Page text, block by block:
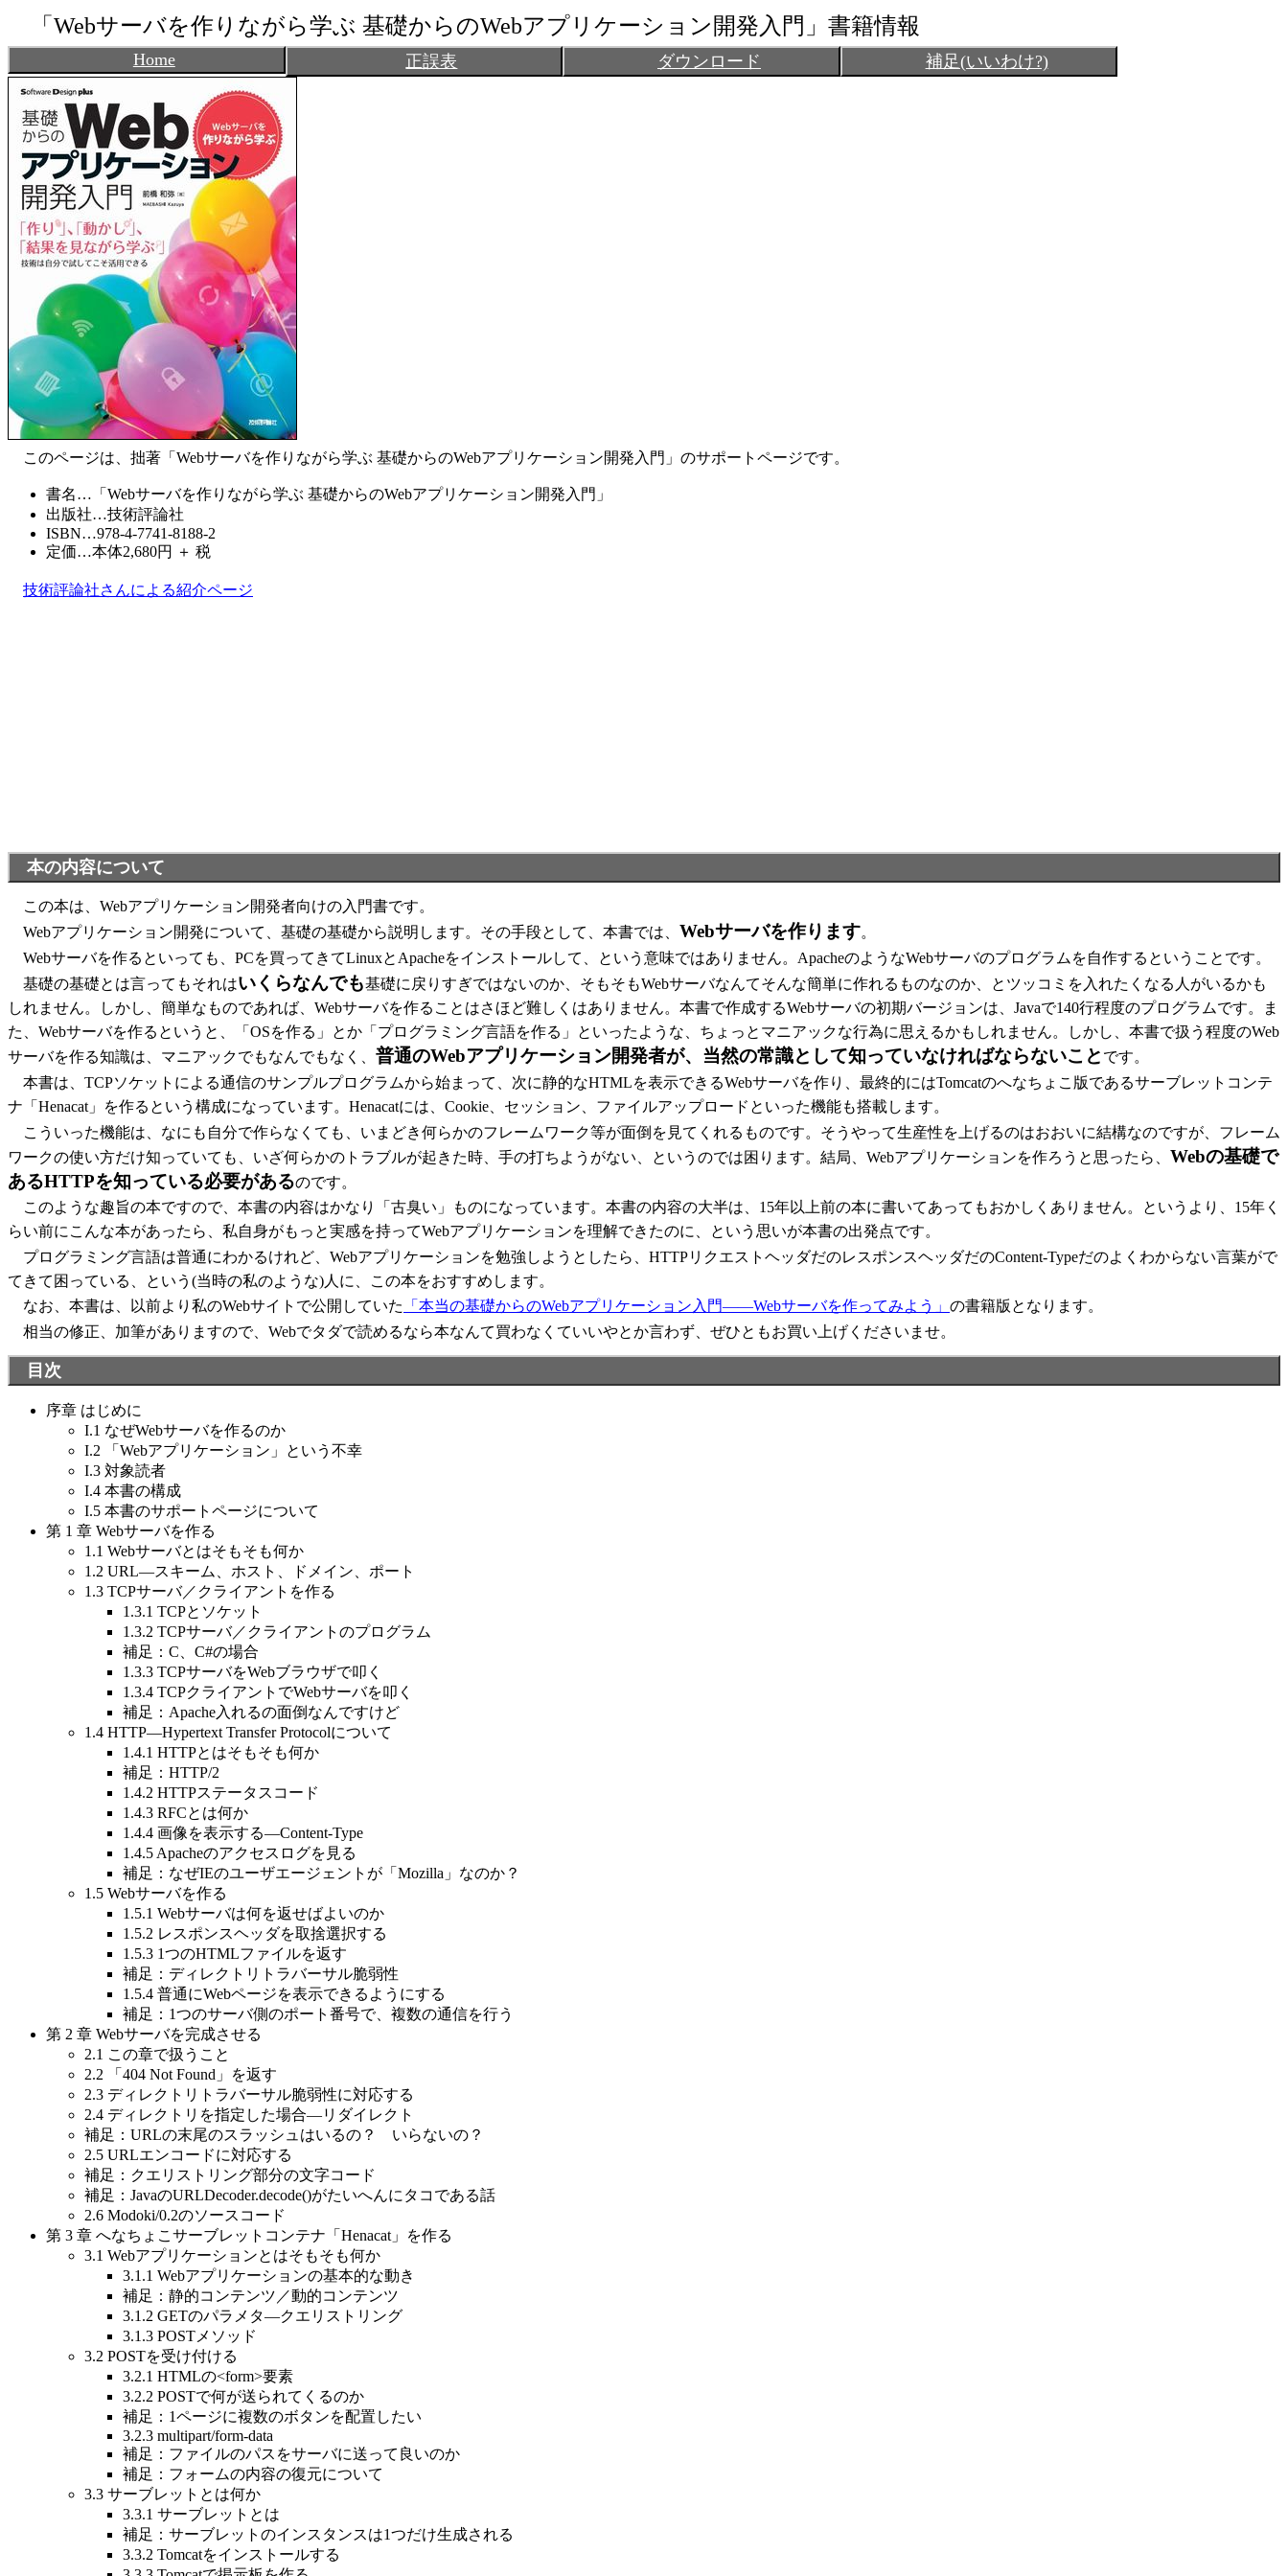
「Webサーバを作りながら学ぶ 基礎からのWebアプリケーション開発入門」書籍情報
Home 正誤表 ダウンロード 補足(いいわけ?)
このページは、拙著「Webサーバを作りながら学ぶ 基礎からのWebアプリケーション開発入門」のサポートページです。
書名…「Webサーバを作りながら学ぶ 基礎からのWebアプリケーション開発入門」
出版社…技術評論社
ISBN…978-4-7741-8188-2
定価…本体2,680円 ＋ 税
技術評論社さんによる紹介ページ
本の内容について
この本は、Webアプリケーション開発者向けの入門書です。
Webアプリケーション開発について、基礎の基礎から説明します。その手段として、本書では、 Webサーバを作ります。
Webサーバを作るといっても、PCを買ってきてLinuxとApacheをインストールして、という意味ではありません。ApacheのようなWebサーバのプログラムを自作するということです。
基礎の基礎とは言ってもそれはいくらなんでも基礎に戻りすぎではないのか、そもそもWebサーバなんてそんな簡単に作れるものなのか、とツッコミを入れたくなる人がいるかも
しれません。しかし、簡単なものであれば、Webサーバを作ることはさほど難しくはありません。本書で作成するWebサーバの初期バージョンは、Javaで140行程度のプログラムです。ま
た、Webサーバを作るというと、「OSを作る」とか「プログラミング言語を作る」といったような、ちょっとマニアックな行為に思えるかもしれません。しかし、本書で扱う程度のWeb
サーバを作る知識は、マニアックでもなんでもなく、 普通のWebアプリケーション開発者が、当然の常識として知っていなければならないこと です。
本書は、TCPソケットによる通信のサンプルプログラムから始まって、次に静的なHTMLを表示できるWebサーバを作り、最終的にはTomcatのへなちょこ版であるサーブレットコンテ
ナ「Henacat」を作るという構成になっています。Henacatには、Cookie、セッション、ファイルアップロードといった機能も搭載します。
こういった機能は、なにも自分で作らなくても、いまどき何らかのフレームワーク等が面倒を見てくれるものです。そうやって生産性を上げるのはおおいに結構なのですが、フレーム
ワークの使い方だけ知っていても、いざ何らかのトラブルが起きた時、手の打ちようがない、というのでは困ります。結局、Webアプリケーションを作ろうと思ったら、 Webの基礎で
あるHTTPを知っている必要があるのです。
このような趣旨の本ですので、本書の内容はかなり「古臭い」ものになっています。本書の内容の大半は、15年以上前の本に書いてあってもおかしくありません。というより、15年く
らい前にこんな本があったら、私自身がもっと実感を持ってWebアプリケーションを理解できたのに、という思いが本書の出発点です。
プログラミング言語は普通にわかるけれど、Webアプリケーションを勉強しようとしたら、HTTPリクエストヘッダだのレスポンスヘッダだのContent-Typeだのよくわからない言葉がで
てきて困っている、という(当時の私のような)人に、この本をおすすめします。
なお、本書は、以前より私のWebサイトで公開していた
「本当の基礎からのWebアプリケーション入門――Webサーバを作ってみよう」 の書籍版となります。
相当の修正、加筆がありますので、Webでタダで読めるなら本なんて買わなくていいやとか言わず、ぜひともお買い上げくださいませ。
目次
序章 はじめに
I.1 なぜWebサーバを作るのか
I.2 「Webアプリケーション」という不幸
I.3 対象読者
I.4 本書の構成
I.5 本書のサポートページについて
第 1 章 Webサーバを作る
1.1 Webサーバとはそもそも何か
1.2 URL―スキーム、ホスト、ドメイン、ポート
1.3 TCPサーバ／クライアントを作る
1.3.1 TCPとソケット
1.3.2 TCPサーバ／クライアントのプログラム
補足：C、C#の場合
1.3.3 TCPサーバをWebブラウザで叩く
1.3.4 TCPクライアントでWebサーバを叩く
補足：Apache入れるの面倒なんですけど
1.4 HTTP―Hypertext Transfer Protocolについて
1.4.1 HTTPとはそもそも何か
補足：HTTP/2
1.4.2 HTTPステータスコード
1.4.3 RFCとは何か
1.4.4 画像を表示する―Content-Type
1.4.5 Apacheのアクセスログを見る
補足：なぜIEのユーザエージェントが「Mozilla」なのか？
1.5 Webサーバを作る
1.5.1 Webサーバは何を返せばよいのか
1.5.2 レスポンスヘッダを取捨選択する
1.5.3 1つのHTMLファイルを返す
補足：ディレクトリトラバーサル脆弱性
1.5.4 普通にWebページを表示できるようにする
補足：1つのサーバ側のポート番号で、複数の通信を行う
第 2 章 Webサーバを完成させる
2.1 この章で扱うこと
2.2 「404 Not Found」を返す
2.3 ディレクトリトラバーサル脆弱性に対応する
2.4 ディレクトリを指定した場合―リダイレクト
補足：URLの末尾のスラッシュはいるの？ いらないの？
2.5 URLエンコードに対応する
補足：クエリストリング部分の文字コード
補足：JavaのURLDecoder.decode()がたいへんにタコである話
2.6 Modoki/0.2のソースコード
第 3 章 へなちょこサーブレットコンテナ「Henacat」を作る
3.1 Webアプリケーションとはそもそも何か
3.1.1 Webアプリケーションの基本的な動き
補足：静的コンテンツ／動的コンテンツ
3.1.2 GETのパラメタ―クエリストリング
3.1.3 POSTメソッド
3.2 POSTを受け付ける
3.2.1 HTMLの<form>要素
3.2.2 POSTで何が送られてくるのか
補足：1ページに複数のボタンを配置したい
3.2.3 multipart/form-data
補足：ファイルのパスをサーバに送って良いのか
補足：フォームの内容の復元について
3.3 サーブレットとは何か
3.3.1 サーブレットとは
補足：サーブレットのインスタンスは1つだけ生成される
3.3.2 Tomcatをインストールする